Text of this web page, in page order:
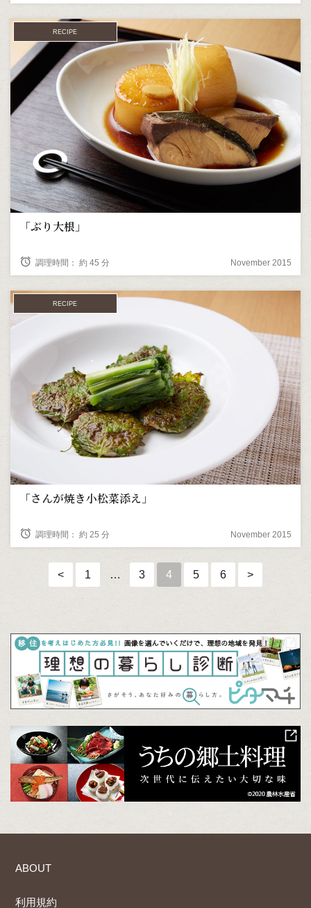
RECIPE
「ぶり大根」
alarm 調理時間： 約 45 分 November 2015
RECIPE
「さんが焼き小松菜添え」
alarm 調理時間： 約 25 分 November 2015
< 1 … 3 4 5 6 >
ABOUT
利用規約